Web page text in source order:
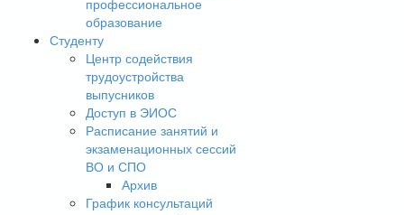
профессиональное
образование
Студенту
Центр содействия
трудоустройства
выпусников
Доступ в ЭИОС
Расписание занятий и
экзаменационных сессий
ВО и СПО
Архив
График консультаций